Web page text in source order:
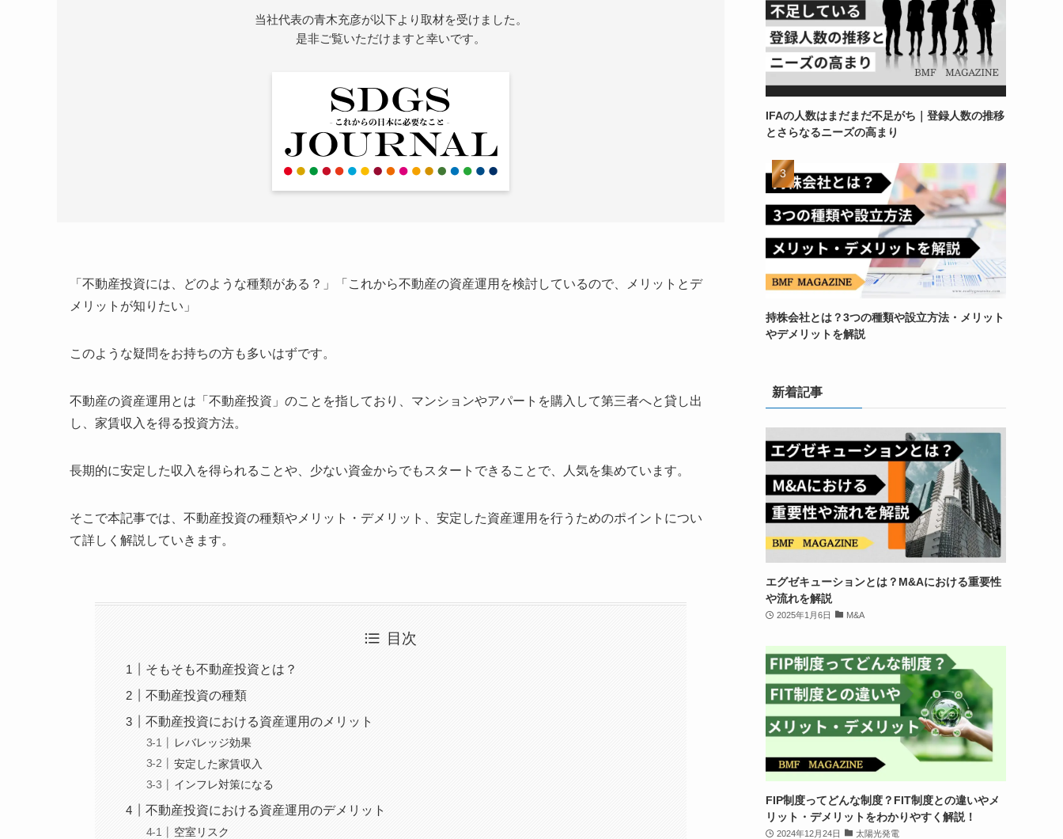
当社代表の青木充彦が以下より取材を受けました。
是非ご覧いただけますと幸いです。
「不動産投資には、どのような種類がある？」「これから不動産の資産運用を検討しているので、メリットとデ
メリットが知りたい」
このような疑問をお持ちの方も多いはずです。
不動産の資産運用とは「不動産投資」のことを指しており、マンションやアパートを購入して第三者へと貸し出
し、家賃収入を得る投資方法。
長期的に安定した収入を得られることや、少ない資金からでもスタートできることで、人気を集めています。
そこで本記事では、不動産投資の種類やメリット・デメリット、安定した資産運用を行うためのポイントについ
て詳しく解説していきます。
目次
そもそも不動産投資とは？
不動産投資の種類
不動産投資における資産運用のメリット
レバレッジ効果
安定した家賃収入
インフレ対策になる
不動産投資における資産運用のデメリット
空室リスク
IFAの人数はまだまだ不足がち｜登録人数の推移
とさらなるニーズの高まり
持株会社とは？3つの種類や設立方法・メリット
やデメリットを解説
新着記事
エグゼキューションとは？M&Aにおける重要性
や流れを解説
2025年1月6日 M&A
FIP制度ってどんな制度？FIT制度との違いやメ
リット・デメリットをわかりやすく解説！
2024年12月24日 太陽光発電